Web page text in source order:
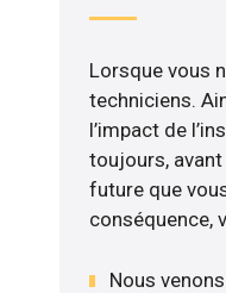
Lorsque vous
techniciens.
l’impact de
toujours,
future que
conséquence,
Nous